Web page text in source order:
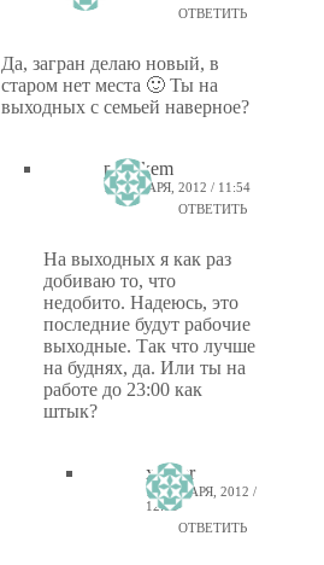
ОТВЕТИТЬ
Да, загран делаю новый, в
старом нет места 🙂 Ты на
выходных с семьей наверное?
ptiz_kem
13 ЯНВАРЯ, 2012 / 11:54
ОТВЕТИТЬ
На выходных я как раз
добиваю то, что
недобито. Надеюсь, это
последние будут рабочие
выходные. Так что лучше
на буднях, да. Или ты на
работе до 23:00 как
штык?
xsaper
13 ЯНВАРЯ, 2012 /
12:06
ОТВЕТИТЬ